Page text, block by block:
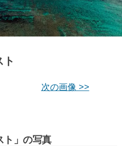
ト
次の画像 >>
ト」の写真